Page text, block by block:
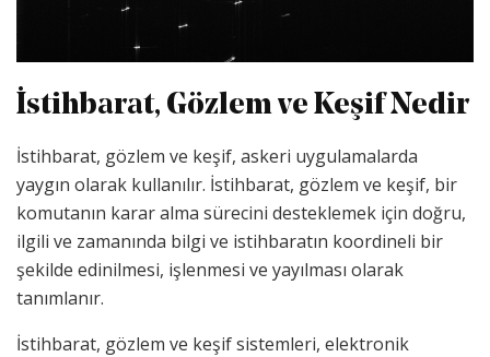
İstihbarat, Gözlem ve Keşif Nedir
İstihbarat, gözlem ve keşif, askeri uygulamalarda
yaygın olarak kullanılır. İstihbarat, gözlem ve keşif, bir
komutanın karar alma sürecini desteklemek için doğru,
ilgili ve zamanında bilgi ve istihbaratın koordineli bir
şekilde edinilmesi, işlenmesi ve yayılması olarak
tanımlanır.
İstihbarat, gözlem ve keşif sistemleri, elektronik